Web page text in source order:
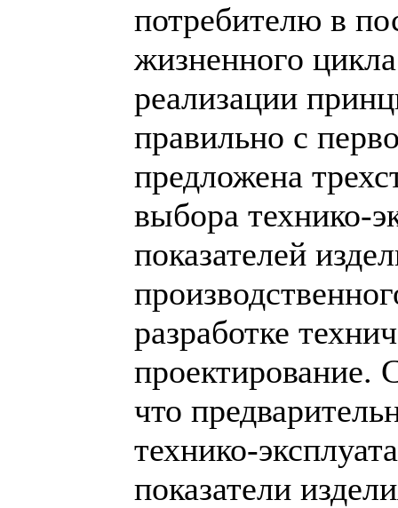
потребителю в
жизненного
реализации
правильно с
предложена
выбора технико-
показателей
разработке
проектирование.
что
технико-
показатели